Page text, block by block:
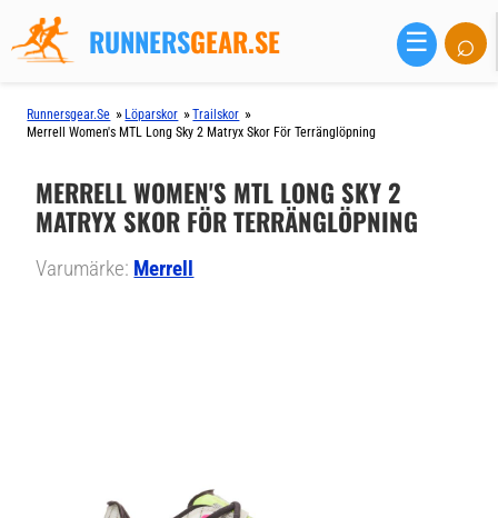
RUNNERSGEAR.SE ☰ ⌕
Runnersgear.se » Löparskor »Trailskor »
Merrell Women's MTL Long Sky 2 Matryx Skor För Terränglöpning
MERRELL WOMEN'S MTL LONG SKY 2
MATRYX SKOR FÖR TERRÄNGLÖPNING
Varumärke: Merrell